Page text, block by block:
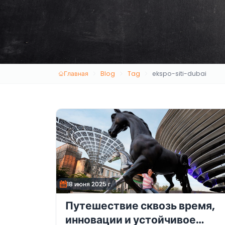
Главная Blog Tag ekspo-siti-dubai
18 июня 2025 г.
Путешествие сквозь время,
инновации и устойчивое